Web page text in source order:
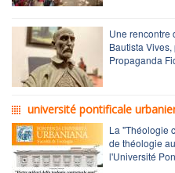
Une rencontre
Bautista
Propaganda
université pontificale
La "Théologie
de théologie
l'Université